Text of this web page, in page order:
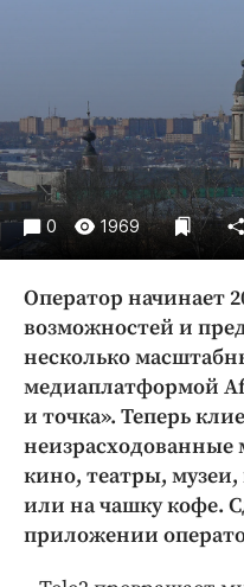
Недвижимость
Образование
Общество
Погода
Праздники
Происшествия
Экономика и
ПРОЕКТЫ
Блоги
Издания
Медиаперсона
Интересное
Клиника года
Бренд года
0 1969
Оператор начинает
возможностей и
несколько
медиаплатформой
и точка». Теперь
кино, театры,
или на чашку кофе.
приложении